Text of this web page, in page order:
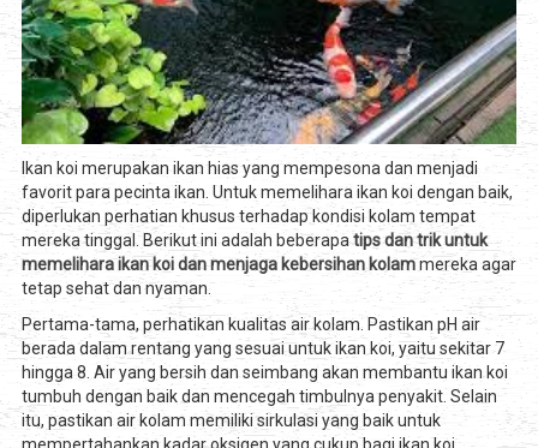
Ikan koi merupakan ikan hias yang mempesona dan menjadi
favorit para pecinta ikan. Untuk memelihara ikan koi dengan baik,
diperlukan perhatian khusus terhadap kondisi kolam tempat
mereka tinggal. Berikut ini adalah beberapatips dan trik untuk
memelihara ikan koi dan menjaga kebersihan kolammereka agar
tetap sehat dan nyaman.
Pertama-tama, perhatikan kualitas air kolam. Pastikan pH air
berada dalam rentang yang sesuai untuk ikan koi, yaitu sekitar 7
hingga 8. Air yang bersih dan seimbang akan membantu ikan koi
tumbuh dengan baik dan mencegah timbulnya penyakit. Selain
itu, pastikan air kolam memiliki sirkulasi yang baik untuk